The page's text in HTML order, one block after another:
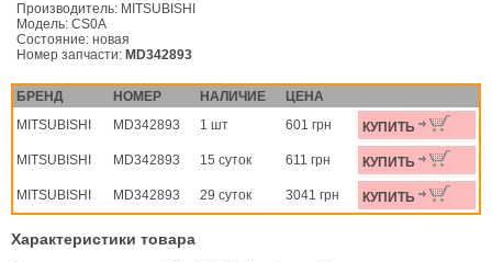
Производитель: MITSUBISHI
Модель: CS0A
Состояние: новая
Номер запчасти: MD342893
БРЕНД НОМЕР НАЛИЧИЕ
ЦЕНА
MITSUBISHI
MD342893 1 шт 601 грн КУПИТЬ
MITSUBISHI MD342893 15 суток 611 грн КУПИТЬ
MITSUBISHI MD342893 29 суток 3041 грн КУПИТЬ
Характеристики товара